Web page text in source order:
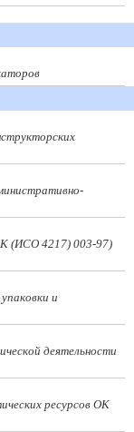
(ИСО 4217) 003-97)
и
деятельности
ресурсов ОК